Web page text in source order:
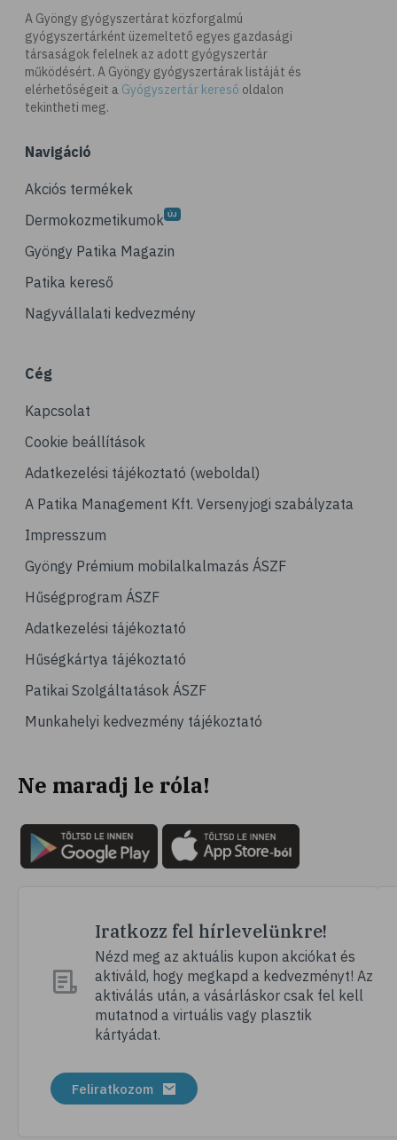
A Gyöngy gyógyszertárat közforgalmú
gyógyszertárként üzemeltető egyes gazdasági
társaságok felelnek az adott gyógyszertár
működésért. A Gyöngy gyógyszertárak listáját és
elérhetőségeit a Gyógyszertár kereső oldalon
tekintheti meg.
Navigáció
Akciós termékek
Dermokozmetikumok
Gyöngy Patika Magazin
Patika kereső
Nagyvállalati kedvezmény
Cég
Kapcsolat
Cookie beállítások
Adatkezelési tájékoztató (weboldal)
A Patika Management Kft. Versenyjogi szabályzata
Impresszum
Gyöngy Prémium mobilalkalmazás ÁSZF
Hűségprogram ÁSZF
Adatkezelési tájékoztató
Hűségkártya tájékoztató
Patikai Szolgáltatások ÁSZF
Munkahelyi kedvezmény tájékoztató
Ne maradj le róla!
Iratkozz fel hírlevelünkre!
Nézd meg az aktuális kupon akciókat és
aktiváld, hogy megkapd a kedvezményt! Az
aktiválás után, a vásárláskor csak fel kell
mutatnod a virtuális vagy plasztik
kártyádat.
Feliratkozom